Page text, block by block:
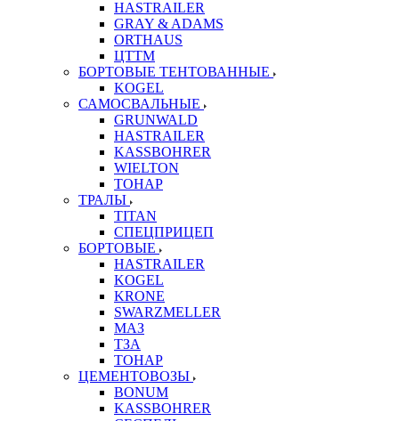
HASTRAILER
GRAY & ADAMS
ORTHAUS
ЦТТМ
БОРТОВЫЕ ТЕНТОВАННЫЕ
KOGEL
САМОСВАЛЬНЫЕ
GRUNWALD
HASTRAILER
KASSBOHRER
WIELTON
ТОНАР
ТРАЛЫ
TITAN
СПЕЦПРИЦЕП
БОРТОВЫЕ
HASTRAILER
KOGEL
KRONE
SWARZMELLER
МАЗ
ТЗА
ТОНАР
ЦЕМЕНТОВОЗЫ
BONUM
KASSBOHRER